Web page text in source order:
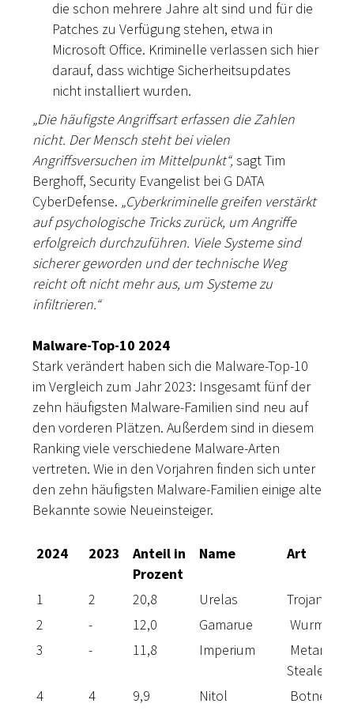
die schon mehrere Jahre alt sind und für die
Patches zu Verfügung stehen, etwa in
Microsoft Office. Kriminelle verlassen sich hier
darauf, dass wichtige Sicherheitsupdates
nicht installiert wurden.
„Die häufigste Angriffsart erfassen die Zahlen
nicht. Der Mensch steht bei vielen
Angriffsversuchen im Mittelpunkt“,sagt Tim
Berghoff, Security Evangelist bei G DATA
CyberDefense. „Cyberkriminelle greifen verstärkt
auf psychologische Tricks zurück, um Angriffe
erfolgreich durchzuführen. Viele Systeme sind
sicherer geworden und der technische Weg
reicht oft nicht mehr aus, um Systeme zu
infiltrieren.“
Malware-Top-10 2024
Stark verändert haben sich die Malware-Top-10
im Vergleich zum Jahr 2023: Insgesamt fünf der
zehn häufigsten Malware-Familien sind neu auf
den vorderen Plätzen. Außerdem sind in diesem
Ranking viele verschiedene Malware-Arten
vertreten. Wie in den Vorjahren finden sich unter
den zehn häufigsten Malware-Familien einige alte
Bekannte sowie Neueinsteiger.
2024 2023
Anteil in
Prozent
Name Art
1 2 20,8 Urelas
Trojan
2
- 12,0 Gamarue
Wurm
3
- 11,8 Imperium
Stealer
4
4 9,9 Nitol
Botnet